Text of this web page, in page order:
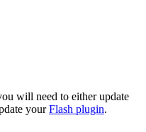
will need to either update
yourFlash plugin.